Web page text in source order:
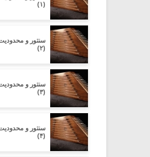
(۱)
سنتور و
(۲)
سنتور و
(۳)
سنتور و
(۴)